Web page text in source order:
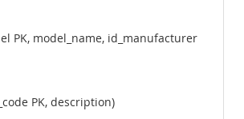
PK, model_name, id_manufacturer
PK, description)